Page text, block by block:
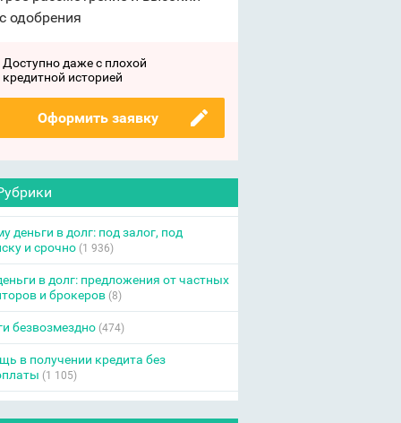
одобрения
Доступно даже с плохой
кредитной историей
Оформить заявку
деньги в долг: под залог, под
и срочно(1 936)
в долг: предложения от частных
и брокеров(8)
безвозмездно(474)
в получении кредита без
(1 105)